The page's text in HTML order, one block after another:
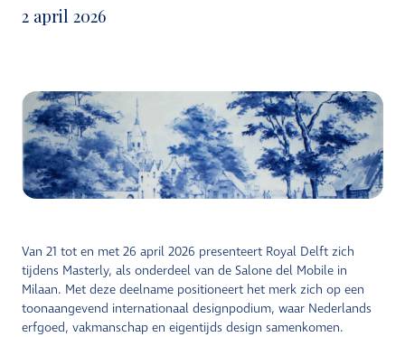
2 april 2026
Van 21 tot en met 26 april 2026 presenteert Royal Delft zich
tijdens Masterly, als onderdeel van de Salone del Mobile in
Milaan. Met deze deelname positioneert het merk zich op een
toonaangevend internationaal designpodium, waar Nederlands
erfgoed, vakmanschap en eigentijds design samenkomen.